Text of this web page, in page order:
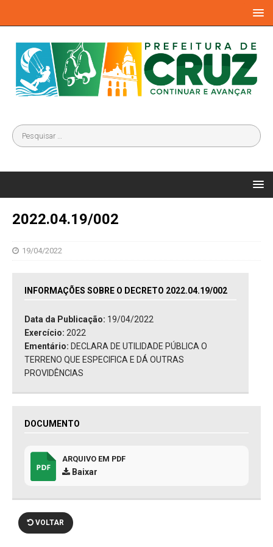
2022.04.19/002
19/04/2022
INFORMAÇÕES SOBRE O DECRETO 2022.04.19/002
Data da Publicação: 19/04/2022
Exercício: 2022
Ementário: DECLARA DE UTILIDADE PÚBLICA O
TERRENO QUE ESPECIFICA E DÁ OUTRAS
PROVIDÊNCIAS
DOCUMENTO
ARQUIVO EM PDF
Baixar
VOLTAR